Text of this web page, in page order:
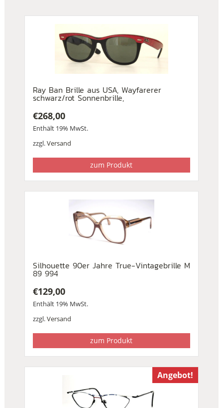
Ray Ban Brille aus USA, Wayfarerer
schwarz/rot Sonnenbrille,
€268,00
Enthält 19% MwSt.
zzgl.Versand
zum Produkt
Silhouette 90er Jahre True-Vintagebrille M
89 994
€129,00
Enthält 19% MwSt.
zzgl.Versand
zum Produkt
Angebot!